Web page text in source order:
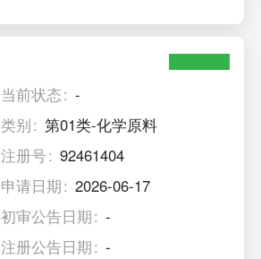
当前状态
-
类别
第01类-化学原料
注册号
92461404
申请日期
2026-06-17
初审公告日期
-
注册公告日期
-